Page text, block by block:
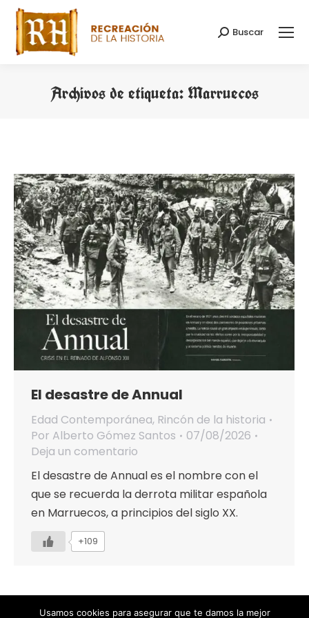
Buscar:
Buscar
Archivos de etiqueta: Marruecos
El desastre de Annual
Edad Contemporánea, Rincón de la historia
Por Alberto Gómez Santos
07/08/2026
Deja un comentario
El desastre de Annual es el nombre con el
que se recuerda la derrota militar española
en Marruecos, a principios del siglo XX.
+109
Usamos cookies para asegurar que te damos la mejor